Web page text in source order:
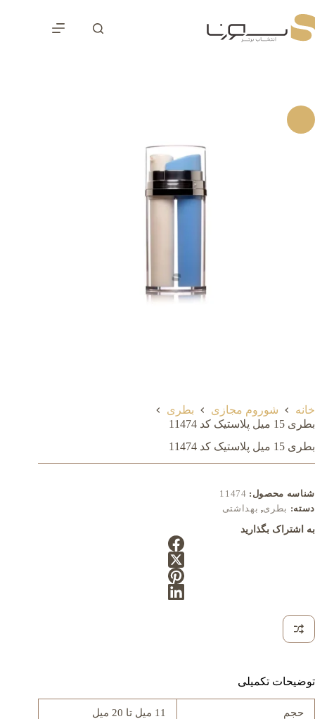
به
محتوا
خانه شوروم مجازی
بطری
بطری 15 میل پلاستیک کد 11474
بطری 15 میل پلاستیک کد 11474
شناسه محصول: 11474
دسته: بطری, بهداشتی
به اشتراک بگذارید
توضیحات تکمیلی
حجم 11 میل تا 20 میل